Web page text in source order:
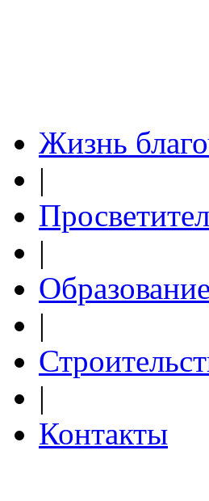
Жизнь
|
|
Образование
|
|
Контакты